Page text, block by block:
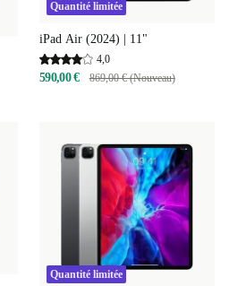
Quantité limitée
iPad Air (2024) | 11"
4,0
590,00 € 869,00 € (Nouveau)
Quantité limitée